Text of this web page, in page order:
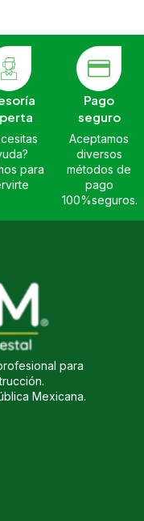
para
Pago
seguro
Aceptamos
diversos
métodos de
pago
100%seguros.
para
Mexicana.